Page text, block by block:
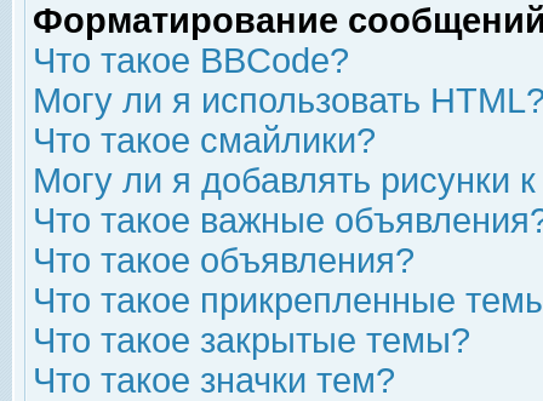
Форматирование
Что такое BBCode?
Могу ли я использовать
Что такое смайлики?
Могу ли я добавлять рисунки
Что такое важные
Что такое объявления?
Что такое прикрепленные
Что такое закрытые темы?
Что такое значки тем?